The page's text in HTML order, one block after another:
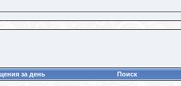
за день Поиск